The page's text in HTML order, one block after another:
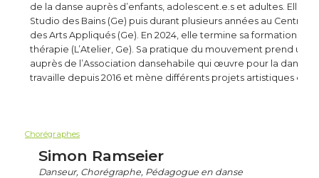
de la danse auprès d’enfants, adolescent.e.s et adultes. Elle
Studio des Bains (Ge) puis durant plusieurs années au Centre
des Arts Appliqués (Ge). En 2024, elle termine sa formation
thérapie (L’Atelier, Ge). Sa pratique du mouvement prend un
auprès de l’Association dansehabile qui œuvre pour la danse
travaille depuis 2016 et mène différents projets artistiques et
Chorégraphes
Simon Ramseier
Danseur, Chorégraphe, Pédagogue en danse